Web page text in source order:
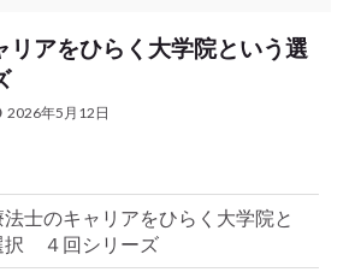
リアをひらく大学院という選
2026年5月12日
士のキャリアをひらく大学院と
択 ４回シリーズ